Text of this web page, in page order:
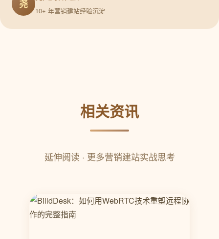
尧
10+ 年营销建站经验沉淀
相关资讯
延伸阅读 · 更多营销建站实战思考